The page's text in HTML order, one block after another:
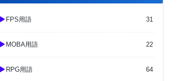
FPS用語 31
MOBA用語 22
RPG用語 64